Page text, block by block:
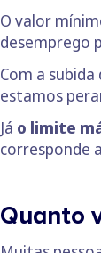
O valor
desemprego
Com a
estamos
Já o limite
corresponde a
Quanto